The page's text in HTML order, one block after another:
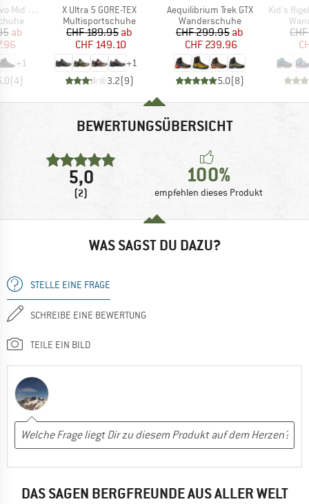
GTX
Preis
ab
+1
(4)
Artikel
X Ultra 5 GORE-TEX
Produktgruppe
Multisportschuhe
Preis
CHF 189.95reduzierter Preis
ab
CHF 149.10
+1
3.2(9)
Artikel
Aequilibrium Trek GTX
Produktgruppe
Wanderschuhe
Preis
CHF 299.95reduzierter Preis
ab
CHF 239.96
5.0(8)
Artikel
Kid's Rigel Mid
BEWERTUNGSÜBERSICHT
5,0
(2)
100%
empfehlen dieses Produkt
WAS SAGST DU DAZU?
STELLE EINE FRAGE
SCHREIBE EINE BEWERTUNG
TEILE EIN BILD
DAS SAGEN BERGFREUNDE AUS ALLER WELT